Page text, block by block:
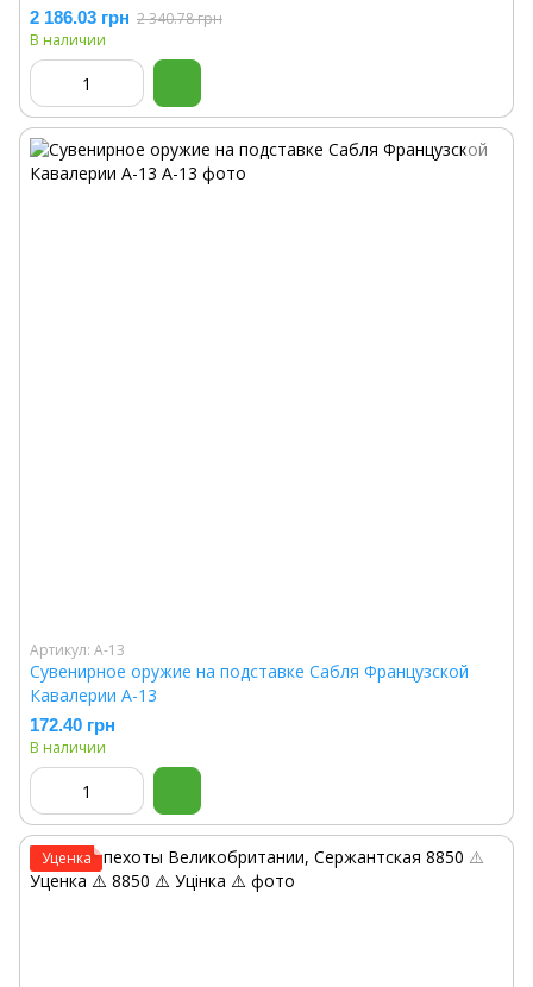
2 186.03 грн 2 340.78 грн
В наличии
Артикул: A-13
Сувенирное оружие на подставке Сабля Французской
Кавалерии A-13
172.40 грн
В наличии
Уценка